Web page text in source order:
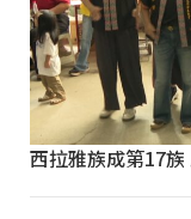
西拉雅族成第17